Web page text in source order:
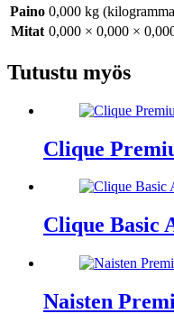
Paino 0,000 kg
Mitat 0,000 × 0,000 ×
Tutustu myös
Clique
Clique Basic
Naisten